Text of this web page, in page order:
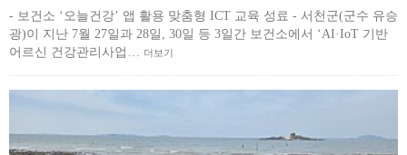
- 보건소 ‘오늘건강’ 앱 활용 맞춤형 ICT 교육 성료 - 서천군(군수 유승
광)이 지난 7월 27일과 28일, 30일 등 3일간 보건소에서 ‘AI·IoT 기반
어르신 건강관리사업… 더보기